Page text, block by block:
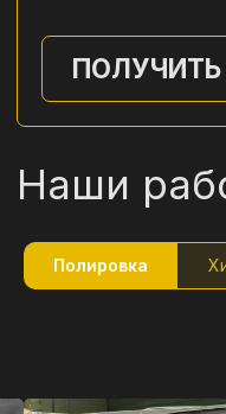
автомобиля
Полировка